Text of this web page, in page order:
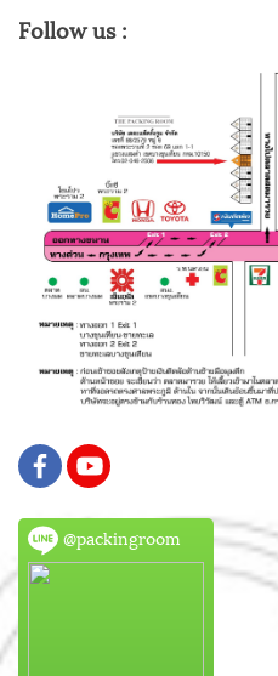
Follow us :
@packingroom